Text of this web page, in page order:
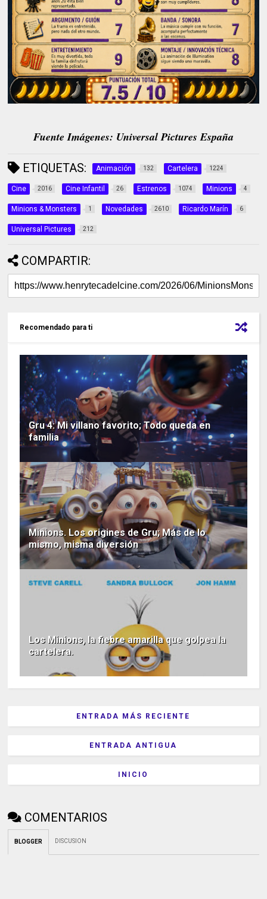
Fuente Imágenes: Universal Pictures España
ETIQUETAS: Animación 132 Cartelera 1224
Cine 2016 Cine Infantil 26 Estrenos 1074 Minions 4
Minions & Monsters 1 Novedades 2610 Ricardo Marín 6
Universal Pictures 212
COMPARTIR:
Recomendado para ti
Gru 4: Mi villano favorito; Todo queda en
familia
Minions. Los origines de Gru; Más de lo
mismo, misma diversión
Los Minions, la fiebre amarilla que golpea la
cartelera.
ENTRADA MÁS RECIENTE
ENTRADA ANTIGUA
INICIO
COMENTARIOS
BLOGGER DISCUSION